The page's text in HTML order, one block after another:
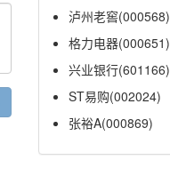
泸州老窖(000568)
格力电器(000651)
兴业银行(601166)
ST易购(002024)
张裕A(000869)